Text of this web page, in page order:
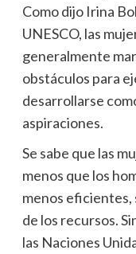
Como dijo Irina
UNESCO, las
generalmente
obstáculos para
desarrollarse
aspiraciones.
Se sabe que las
menos que los
menos eficientes,
de los recursos.
las Naciones